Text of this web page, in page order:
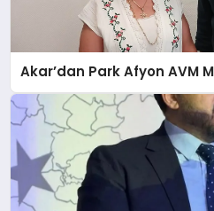
Akar’dan Park Afyon AVM